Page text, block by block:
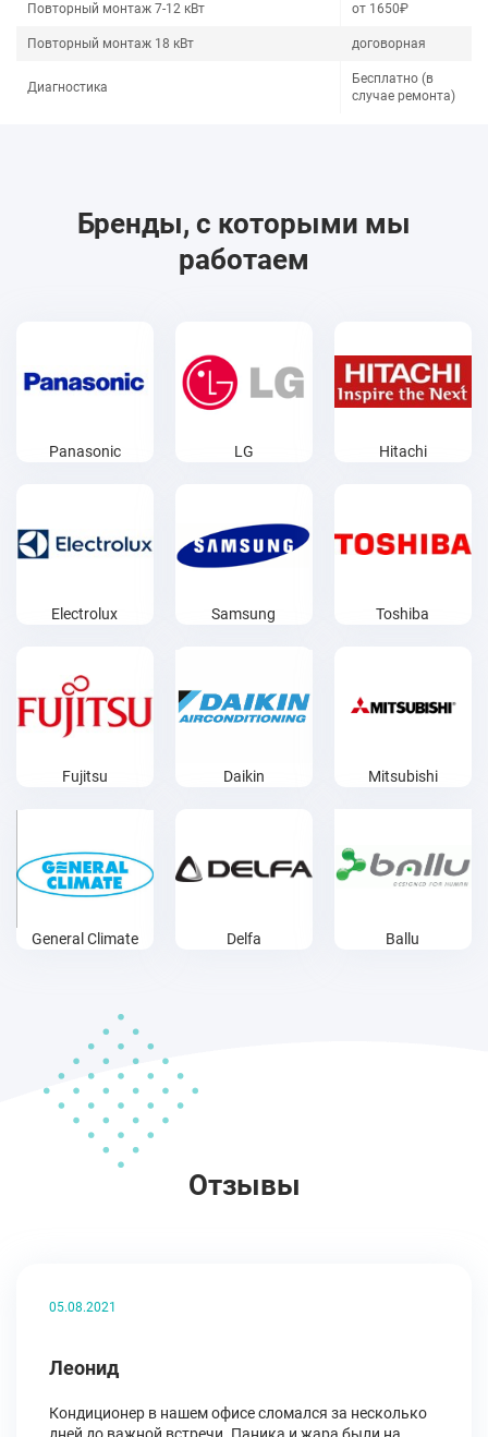
Повторный монтаж 7-12 кВт от 1650₽
Повторный монтаж 18 кВт договорная
Диагностика
Бесплатно (в
случае ремонта)
Бренды, с которыми мы
работаем
Panasonic LG Hitachi
Electrolux Samsung Toshiba
Fujitsu Daikin Mitsubishi
General Climate Delfa Ballu
Отзывы
05.08.2021
Леонид
Кондиционер в нашем офисе сломался за несколько